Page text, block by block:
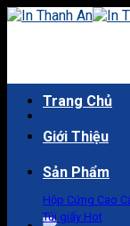
Skip
Trang Chủ
Giới Thiệu
Sản Phẩm
Hộp Cứng Cao
Túi giấy